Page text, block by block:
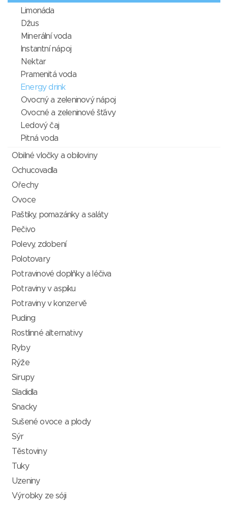
Limonáda
Džus
Minerální voda
Instantní nápoj
Nektar
Pramenitá voda
Energy drink
Ovocný a zeleninový nápoj
Ovocné a zeleninové šťávy
Ledový čaj
Pitná voda
Obilné vločky a obiloviny
Ochucovadla
Ořechy
Ovoce
Paštiky, pomazánky a saláty
Pečivo
Polevy, zdobení
Polotovary
Potravinové doplňky a léčiva
Potraviny v aspiku
Potraviny v konzervě
Puding
Rostlinné alternativy
Ryby
Rýže
Sirupy
Sladidla
Snacky
Sušené ovoce a plody
Sýr
Těstoviny
Tuky
Uzeniny
Výrobky ze sóji